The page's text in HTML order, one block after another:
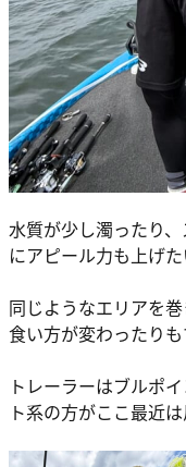
水質が少し濁ったり
にアピール力も上げ
同じようなエリアを
食い方が変わったり
トレーラーはブルポ
ト系の方がここ最近は